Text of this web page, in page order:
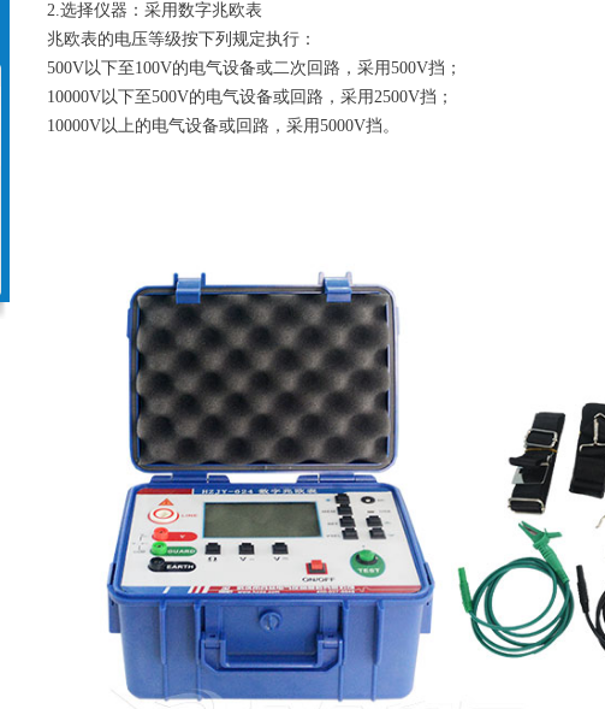
2.选择仪器：采用数字兆欧表
兆欧表的电压等级按下列规定执行：
500V以下至100V的电气设备或二次回路，采用500V挡；
10000V以下至500V的电气设备或回路，采用2500V挡；
10000V以上的电气设备或回路，采用5000V挡。